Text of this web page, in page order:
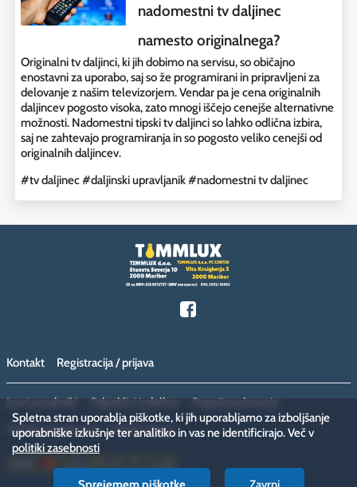
nadomestni tv daljinec
namesto originalnega?
Originalni tv daljinci, ki jih dobimo na servisu, so običajno
enostavni za uporabo, saj so že programirani in pripravljeni za
delovanje z našim televizorjem. Vendar pa je cena originalnih
daljincev pogosto visoka, zato mnogi iščejo cenejše alternativne
možnosti. Nadomestni tipski tv daljinci so lahko odlična izbira,
saj ne zahtevajo programiranja in so pogosto veliko cenejši od
originalnih daljincev.
#tv daljinec#daljinski upravljanik#nadomestni tv daljinec
Spletna stran uporablja piškotke, ki jih uporabljamo za izboljšanje
uporabniške izkušnje ter analitiko in vas ne identificirajo. Več v
politiki zasebnosti
Kontakt Registracija / prijava
Javni porabniki Odpoklici izdelkov
Pogoji poslovanja
Politika zasebnosti
Vračilo blaga